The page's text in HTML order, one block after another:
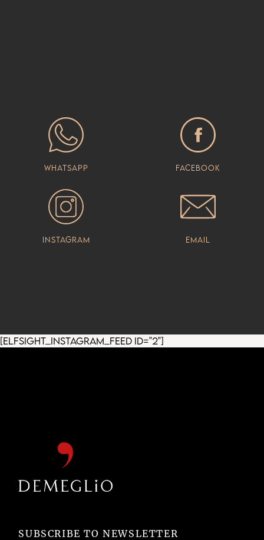
Whatsapp Facebook
Instagram Email
[elfsight_instagram_feed id="2"]
SUBSCRIBE TO NEWSLETTER